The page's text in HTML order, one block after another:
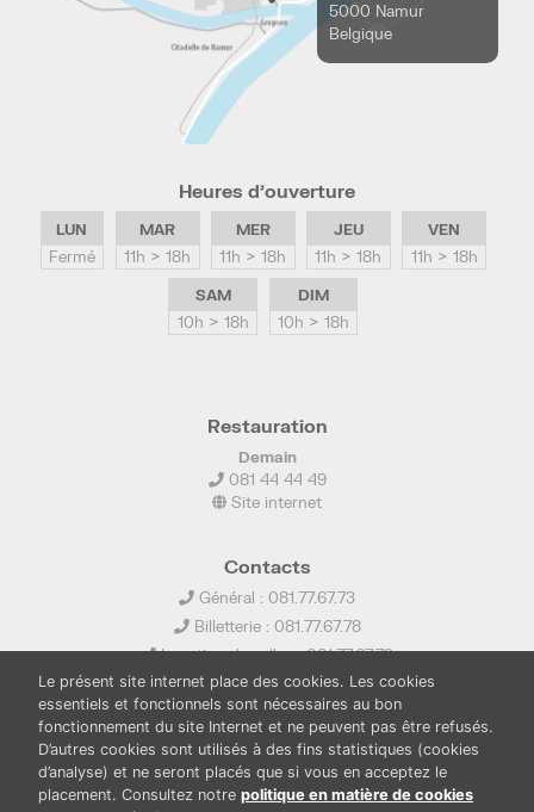
5000 Namur
Belgique
Heures d’ouverture
LUN
Fermé
MAR
11h > 18h
MER
11h > 18h
JEU
11h > 18h
VEN
11h > 18h
SAM
10h > 18h
DIM
10h > 18h
Restauration
Demain
081 44 44 49
Site internet
Contacts
Général : 081.77.67.73
Billetterie : 081.77.67.78
Location de salles : 081.77.67.79
info@ledelta.be
Le présent site internet place des cookies. Les cookies
essentiels et fonctionnels sont nécessaires au bon
fonctionnement du site Internet et ne peuvent pas être refusés.
D’autres cookies sont utilisés à des fins statistiques (cookies
d’analyse) et ne seront placés que si vous en acceptez le
placement. Consultez notre politique en matière de cookies